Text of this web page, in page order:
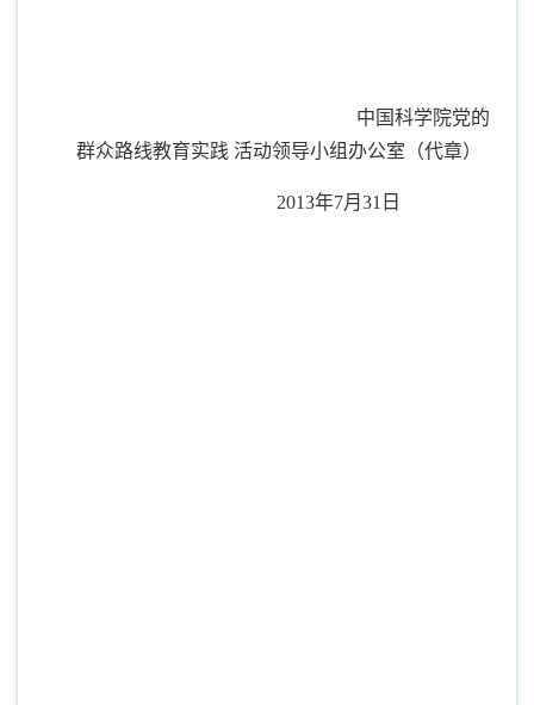
中国科学院党的
群众路线教育实践 活动领导小组办公室（代章）
2013年7月31 日